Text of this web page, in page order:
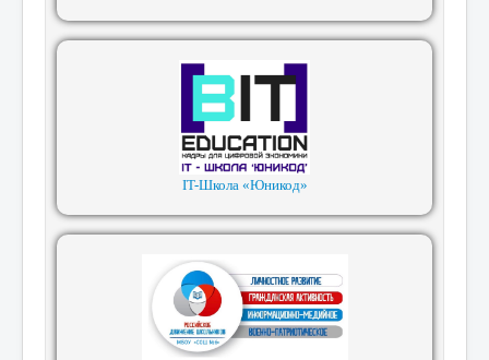
IT-Школа «Юникод»